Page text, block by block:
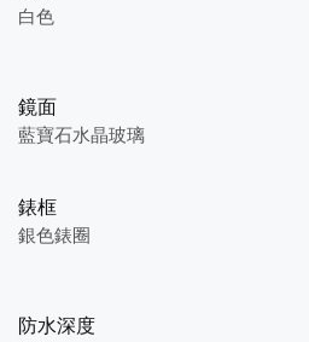
白色
鏡面
藍寶石水晶玻璃
錶框
銀色錶圈
防水深度